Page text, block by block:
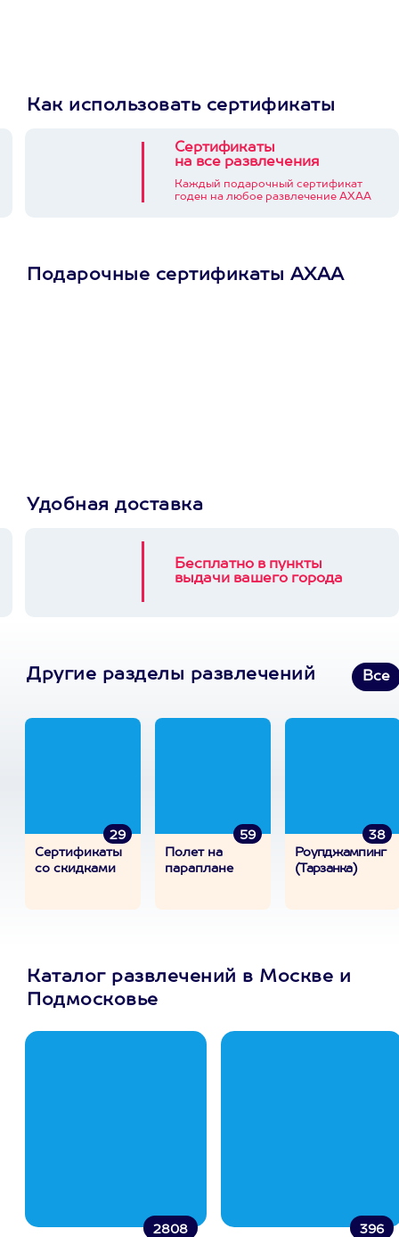
Как использовать сертификаты
Сертификаты
на все развлечения
Каждый подарочный сертификат
годен на любое развлечение АХАА
Подарочные сертификаты АХАА
Удобная доставка
Бесплатно в пункты
выдачи вашего города
Другие разделы развлечений Все
29
Сертификаты
со скидками
59
Полет на
параплане
38
Роупджампинг
(Тарзанка)
Каталог развлечений в Москве и
Подмосковье
2808 396